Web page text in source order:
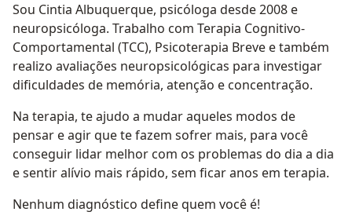
Sou Cintia Albuquerque, psicóloga desde 2008 e
neuropsicóloga. Trabalho com Terapia Cognitivo-
Comportamental (TCC), Psicoterapia Breve e também
realizo avaliações neuropsicológicas para investigar
dificuldades de memória, atenção e concentração.
Na terapia, te ajudo a mudar aqueles modos de
pensar e agir que te fazem sofrer mais, para você
conseguir lidar melhor com os problemas do dia a dia
e sentir alívio mais rápido, sem ficar anos em terapia.
Nenhum diagnóstico define quem você é!